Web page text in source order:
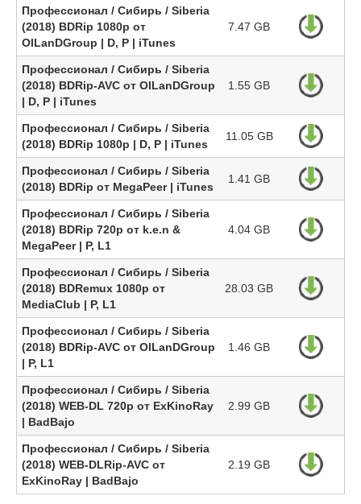
Профессионал / Сибирь / Siberia
(2018) BDRip 1080p от
OlLanDGroup | D, P | iTunes
7.47 GB
Профессионал / Сибирь / Siberia
(2018) BDRip-AVC от OlLanDGroup
| D, P | iTunes
1.55 GB
Профессионал / Сибирь / Siberia
(2018) BDRip 1080p | D, P | iTunes
11.05 GB
Профессионал / Сибирь / Siberia
(2018) BDRip от MegaPeer | iTunes
1.41 GB
Профессионал / Сибирь / Siberia
(2018) BDRip 720p от k.e.n &
MegaPeer | P, L1
4.04 GB
Профессионал / Сибирь / Siberia
(2018) BDRemux 1080p от
MediaClub | P, L1
28.03 GB
Профессионал / Сибирь / Siberia
(2018) BDRip-AVC от OlLanDGroup
| P, L1
1.46 GB
Профессионал / Сибирь / Siberia
(2018) WEB-DL 720p от ExKinoRay
| BadBajo
2.99 GB
Профессионал / Сибирь / Siberia
(2018) WEB-DLRip-AVC от
ExKinoRay | BadBajo
2.19 GB